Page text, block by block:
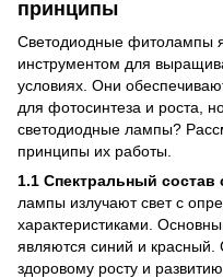
принципы
Светодиодные фитолампы
инструментом для
условиях. Они
для фотосинтеза и роста,
светодиодные лампы?
принципы их работы.
1.1 Спектральный состав
лампы излучают свет с
характеристиками.
являются синий и красный.
здоровому росту и